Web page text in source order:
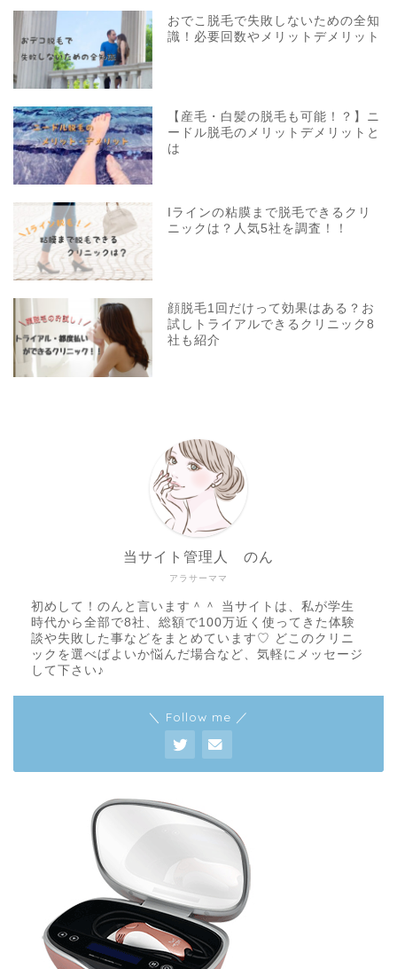
おでこ脱毛で失敗しないための全知
識！必要回数やメリットデメリット
【産毛・白髪の脱毛も可能！？】ニ
ードル脱毛のメリットデメリットと
は
Iラインの粘膜まで脱毛できるクリ
ニックは？人気5社を調査！！
顔脱毛1回だけって効果はある？お
試しトライアルできるクリニック8
社も紹介
アラサーママ
当サイト管理人 のん
初めして！のんと言います＾＾ 当サイトは、私が学生
時代から全部で8社、総額で100万近く使ってきた体験
談や失敗した事などをまとめています♡ どこのクリニ
ックを選べばよいか悩んだ場合など、気軽にメッセージ
して下さい♪
＼ Follow me ／